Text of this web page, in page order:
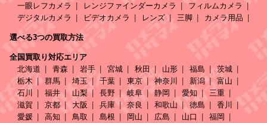
一眼レフカメラ
レンジファインダーカメラ
フィルムカメラ
デジタルカメラ
ビデオカメラ レンズ 三脚 カメラ用品
選べる3つの買取方法
全国買取り対応エリア
北海道
青森 岩手 宮城 秋田 山形 福島
茨城
栃木
群馬 埼玉 千葉 東京 神奈川 新潟
富山
石川
福井 山梨 長野 岐阜 静岡 愛知
三重
滋賀
京都 大阪 兵庫 奈良 和歌山 徳島
香川
愛媛
高知 鳥取 島根 岡山 広島 山口
福岡